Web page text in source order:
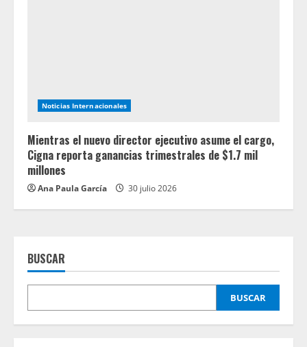
Noticias Internacionales
Mientras el nuevo director ejecutivo asume el cargo,
Cigna reporta ganancias trimestrales de $1.7 mil
millones
Ana Paula García 30 julio 2026
BUSCAR
BUSCAR